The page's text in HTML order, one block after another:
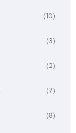
(10)
(3)
(2)
(7)
(8)